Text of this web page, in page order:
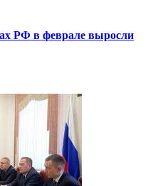
РФ в феврале выросли